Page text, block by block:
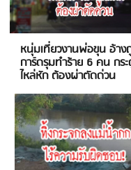
หนุ่มเที่ยวงานพ่อขุน อ้าง
การ์ดรุมทำร้าย 6 คน กร
ไหล่หัก ต้องผ่าตัดด่วน